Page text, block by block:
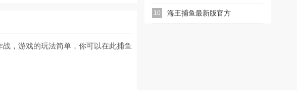
，游戏的玩法简单，你可以在此捕鱼
2026微信版本
10 海王捕鱼最新版官方